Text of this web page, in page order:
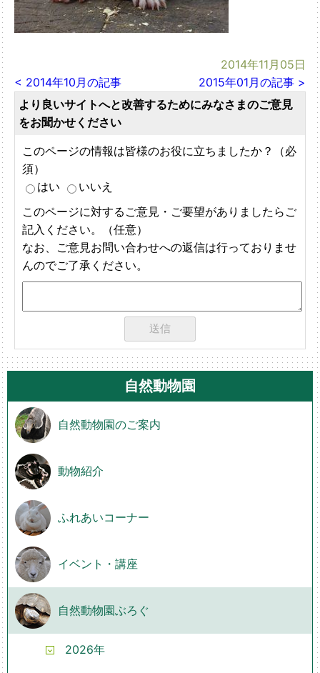
2014年11月05日
< 2014年10月の記事
2015年01月の記事 >
より良いサイトへと改善するためにみなさまのご意見
をお聞かせください
このページの情報は皆様のお役に立ちましたか？（必
須）
はい
いいえ
このページに対するご意見・ご要望がありましたらご
記入ください。（任意）
なお、ご意見お問い合わせへの返信は行っておりませ
んのでご了承ください。
自然動物園
自然動物園のご案内
動物紹介
ふれあいコーナー
イベント・講座
自然動物園ぶろぐ
2026年